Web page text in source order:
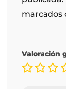
marcados
Valoración